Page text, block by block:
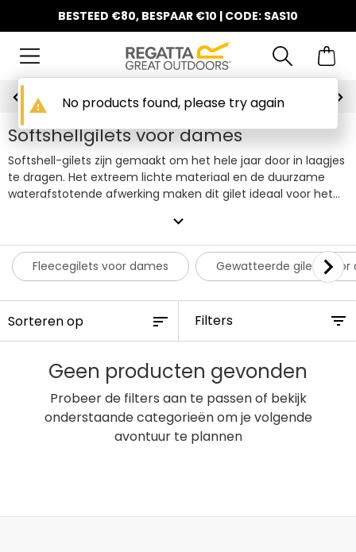
BESTEED €80, BESPAAR €10 | CODE: SAS10
Gratis bezorging vanaf €100
Softshellgilets voor dames
Softshell-gilets zijn gemaakt om het hele jaar door in laagjes
te dragen. Het extreem lichte materiaal en de duurzame
waterafstotende afwerking maken dit gilet ideaal voor het
vandaag nog online onze collectie softshell-gilets voor
vrouwen!
expand_more
Fleecegilets voor dames Gewatteerde gilets voor
Filters
Geen producten gevonden
Probeer de filters aan te passen of bekijk
onderstaande categorieën om je volgende
avontuur te plannen
warning No products found, please try again